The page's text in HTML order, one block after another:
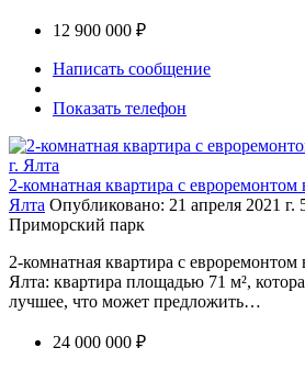
12 900 000 ₽
Написать сообщение
Показать телефон
2-комнатная квартира с
Ялта Опубликовано: 21 апреля 2021 г.
Приморский парк
2-комнатная квартира с
Ялта: квартира площадью 71 м²,
лучшее, что может предложить…
24 000 000 ₽